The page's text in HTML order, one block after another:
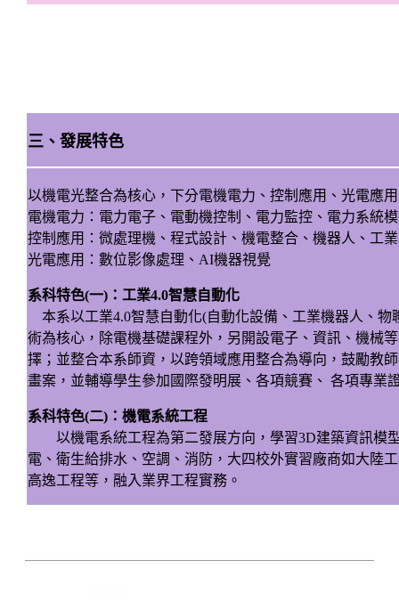
三、發展特色
以機電光整合為核心，下分電機電力、控制應用、光電應
電機電力：電力電子、電動機控制、電力監控、電力系統
控制應用：微處理機、程式設計、機電整合、機器人、工
光電應用：數位影像處理、AI機器視覺
系科特色(一) ：工業4.0智慧自動化
本系以工業4.0智慧自動化(自動化設備、工業機器人、物
術為核心，除電機基礎課程外，另開設電子、資訊、機械
擇；並整合本系師資，以跨領域應用整合為導向，鼓勵教
畫案，並輔導學生參加國際發明展、各項競賽、 各項專業
系科特色(二) ：機電系統工程
以機電系統工程為第二發展方向，學習3D建築資訊模
電、衛生給排水、空調、消防，大四校外實習廠商如大陸
高逸工程等，融入業界工程實務。